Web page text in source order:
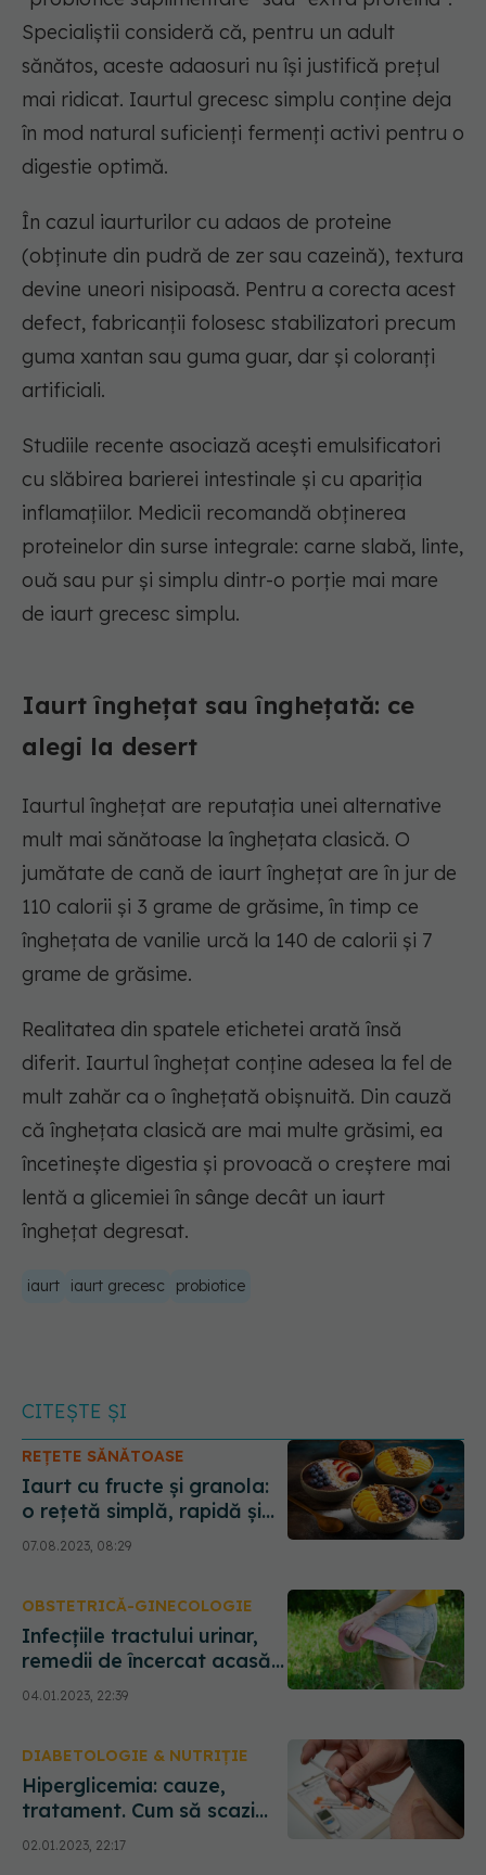
Specialiștii consideră că, pentru un adult
sănătos, aceste adaosuri nu își justifică prețul
mai ridicat. Iaurtul grecesc simplu conține deja
în mod natural suficienți fermenți activi pentru o
digestie optimă.
În cazul iaurturilor cu adaos de proteine
(obținute din pudră de zer sau cazeină), textura
devine uneori nisipoasă. Pentru a corecta acest
defect, fabricanții folosesc stabilizatori precum
guma xantan sau guma guar, dar și coloranți
artificiali.
Studiile recente asociază acești emulsificatori
cu slăbirea barierei intestinale și cu apariția
inflamațiilor. Medicii recomandă obținerea
proteinelor din surse integrale: carne slabă, linte,
ouă sau pur și simplu dintr-o porție mai mare
de iaurt grecesc simplu.
Iaurt înghețat sau înghețată: ce
alegi la desert
Iaurtul înghețat are reputația unei alternative
mult mai sănătoase la înghețata clasică. O
jumătate de cană de iaurt înghețat are în jur de
110 calorii și 3 grame de grăsime, în timp ce
înghețata de vanilie urcă la 140 de calorii și 7
grame de grăsime.
Realitatea din spatele etichetei arată însă
diferit. Iaurtul înghețat conține adesea la fel de
mult zahăr ca o înghețată obișnuită. Din cauză
că înghețata clasică are mai multe grăsimi, ea
încetinește digestia și provoacă o creștere mai
lentă a glicemiei în sânge decât un iaurt
înghețat degresat.
iaurt iaurt grecesc probiotice
CITEȘTE ȘI
REȚETE SĂNĂTOASE
Iaurt cu fructe și granola:
o rețetă simplă, rapidă și
sănătoasă pentru micul
07.08.2023, 08:29
OBSTETRICĂ-GINECOLOGIE
Infecțiile tractului urinar,
remedii de încercat acasă.
Ce să nu faci niciodată.
Când trebuie să te prezinți
04.01.2023, 22:39
DIABETOLOGIE & NUTRIȚIE
Hiperglicemia: cauze,
tratament. Cum să scazi
nivelul zahărului din sânge
fără medicamente. Cum te
02.01.2023, 22:17